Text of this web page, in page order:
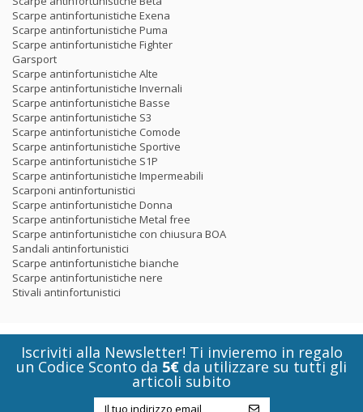
Scarpe antinfortunistiche Exena
Scarpe antinfortunistiche Puma
Scarpe antinfortunistiche Fighter
Garsport
Scarpe antinfortunistiche Alte
Scarpe antinfortunistiche Invernali
Scarpe antinfortunistiche Basse
Scarpe antinfortunistiche S3
Scarpe antinfortunistiche Comode
Scarpe antinfortunistiche Sportive
Scarpe antinfortunistiche S1P
Scarpe antinfortunistiche Impermeabili
Scarponi antinfortunistici
Scarpe antinfortunistiche Donna
Scarpe antinfortunistiche Metal free
Scarpe antinfortunistiche con chiusura BOA
Sandali antinfortunistici
Scarpe antinfortunistiche bianche
Scarpe antinfortunistiche nere
Stivali antinfortunistici
Iscriviti alla Newsletter! Ti invieremo in regalo
un Codice Sconto da 5€ da utilizzare su tutti gli
articoli subito